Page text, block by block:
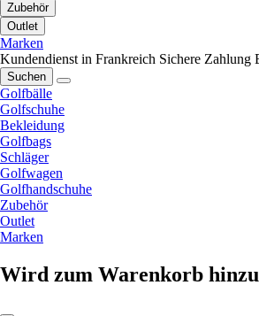
Zubehör
Outlet
Marken
Kundendienst in Frankreich Sichere Zahlung
Suchen
Golfbälle
Golfschuhe
Bekleidung
Golfbags
Schläger
Golfwagen
Golfhandschuhe
Zubehör
Outlet
Marken
Wird zum Warenkorb